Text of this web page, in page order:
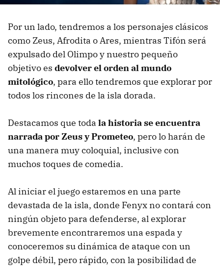
Por un lado, tendremos a los personajes clásicos
como Zeus, Afrodita o Ares, mientras Tifón será
expulsado del Olimpo y nuestro pequeño
objetivo es devolver el orden al mundo
mitológico, para ello tendremos que explorar por
todos los rincones de la isla dorada.
Destacamos que toda la historia se encuentra
narrada por Zeus y Prometeo, pero lo harán de
una manera muy coloquial, inclusive con
muchos toques de comedia.
Al iniciar el juego estaremos en una parte
devastada de la isla, donde Fenyx no contará con
ningún objeto para defenderse, al explorar
brevemente encontraremos una espada y
conoceremos su dinámica de ataque con un
golpe débil, pero rápido, con la posibilidad de